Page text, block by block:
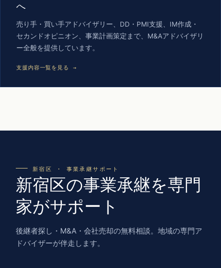
へ
売り手・買い手アドバイザリー、DD・PMI支援、IM作成・
セカンドオピニオン、事業計画策定まで、M&Aアドバイザリ
ー全般を提供しています。
支援内容一覧を見る →
新宿区 · 事業承継サポート
新宿区の事業承継を専門
家がサポート
後継者探し・M&A・会社売却の無料相談。地域の専門ア
ドバイザーが伴走します。